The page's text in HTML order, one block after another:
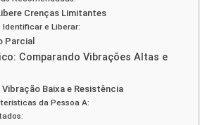
Crenças Limitantes
Identificar e Liberar:
Parcial
Comparando Vibrações Altas e
Vibração Baixa e Resistência
da Pessoa A: